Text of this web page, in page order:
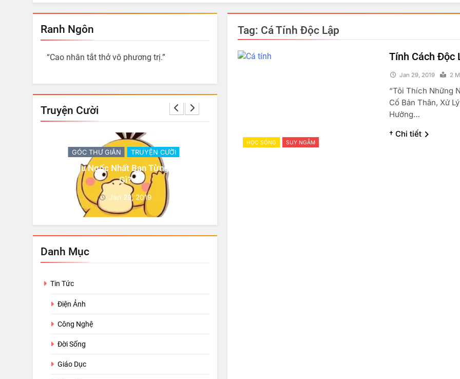
Ranh Ngôn
“Cao nhân tắt thở vô phương trị.”
Truyện Cười
GÓC THƯ GIÃN TRUYỆN CƯỜI
Có 3 Sự Thật
Jan 29, 2019
Danh Mục
Tin Tức
Điện Ảnh
Công Nghệ
Đời Sống
Giáo Dục
Tag: Cá Tính Độc Lập
HỌC SỐNG SUY NGẪM
Tính Cách Độc
Jan 29, 2019 2
“Tôi Thích Những
Cố Bản Thân, Xử
Hưởng…
† Chi tiết